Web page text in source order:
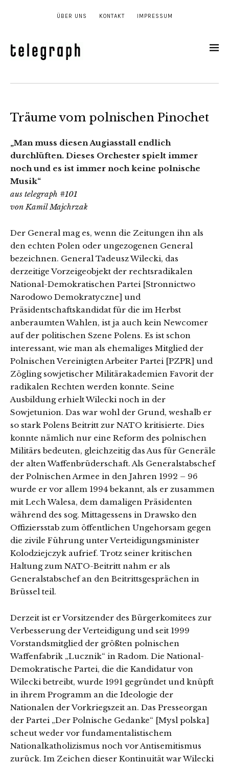
ÜBER UNS KONTAKT IMPRESSUM
Träume vom polnischen Pinochet
„Man muss diesen Augiasstall endlich
durchlüften. Dieses Orchester spielt immer
noch und es ist immer noch keine polnische
Musik“
aus telegraph #101
von Kamil Majchrzak
Der General mag es, wenn die Zeitungen ihn als
den echten Polen oder ungezogenen General
bezeichnen. General Tadeusz Wilecki, das
derzeitige Vorzeigeobjekt der rechtsradikalen
National-Demokratischen Partei [Stronnictwo
Narodowo Demokratyczne] und
Präsidentschaftskandidat für die im Herbst
anberaumten Wahlen, ist ja auch kein Newcomer
auf der politischen Szene Polens. Es ist schon
interessant, wie man als ehemaliges Mitglied der
Polnischen Vereinigten Arbeiter Partei [PZPR] und
Zögling sowjetischer Militärakademien Favorit der
radikalen Rechten werden konnte. Seine
Ausbildung erhielt Wilecki noch in der
Sowjetunion. Das war wohl der Grund, weshalb er
so stark Polens Beitritt zur NATO kritisierte. Dies
konnte nämlich nur eine Reform des polnischen
Militärs bedeuten, gleichzeitig das Aus für Generäle
der alten Waffenbrüderschaft. Als Generalstabschef
der Polnischen Armee in den Jahren 1992 – 96
wurde er vor allem 1994 bekannt, als er zusammen
mit Lech Walesa, dem damaligen Präsidenten
während des sog. Mittagessens in Drawsko den
Offiziersstab zum öffentlichen Ungehorsam gegen
die zivile Führung unter Verteidigungsminister
Kolodziejczyk aufrief. Trotz seiner kritischen
Haltung zum NATO-Beitritt nahm er als
Generalstabschef an den Beitrittsgesprächen in
Brüssel teil.
Derzeit ist er Vorsitzender des Bürgerkomitees zur
Verbesserung der Verteidigung und seit 1999
Vorstandsmitglied der größten polnischen
Waffenfabrik „Lucznik“ in Radom. Die National-
Demokratische Partei, die die Kandidatur von
Wilecki betreibt, wurde 1991 gegründet und knüpft
in ihrem Programm an die Ideologie der
Nationalen der Vorkriegszeit an. Das Presseorgan
der Partei „Der Polnische Gedanke“ [Mysl polska]
scheut weder vor fundamentalistischem
Nationalkatholizismus noch vor Antisemitismus
zurück. Im Zeichen dieser Kontinuität war Wilecki